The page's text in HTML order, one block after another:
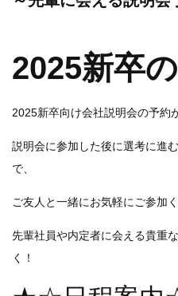
2025新卒
2025新卒向け会社説明会の予約
説明会に参加した後に選考に進
で、
ご友人と一緒にお気軽にご参加
先輩社員や内定者に会える貴重
く！